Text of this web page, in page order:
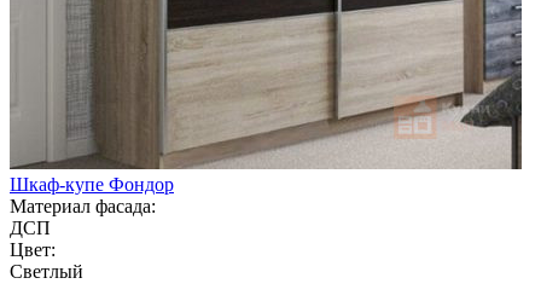
Шкаф-купе Фондор
Материал фасада:
ДСП
Цвет:
Светлый